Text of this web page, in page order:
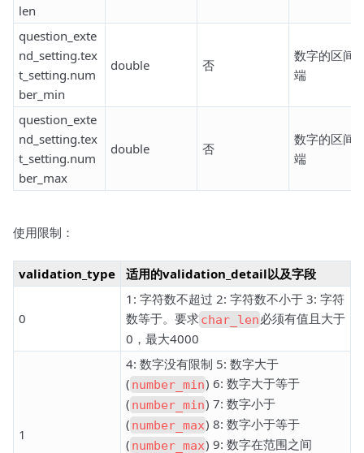
len
question_exte
nd_setting.tex
t_setting.num
ber_min
double 否
数字的区间
端
question_exte
nd_setting.tex
t_setting.num
ber_max
double 否
数字的区间
端
使用限制：
validation_type 适用的validation_detail以及字段
0
1: 字符数不超过 2: 字符数不小于 3: 字符
数等于。要求char_len必须有值且大于
0，最大4000
1
4: 数字没有限制 5: 数字大于
( number_min) 6: 数字大于等于
( number_min) 7: 数字小于
( number_max) 8: 数字小于等于
( number_max) 9: 数字在范围之间